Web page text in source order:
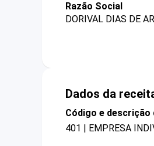
Razão Social
DORIVAL DIAS DE
Dados da
Código e
401 | EMPRESA